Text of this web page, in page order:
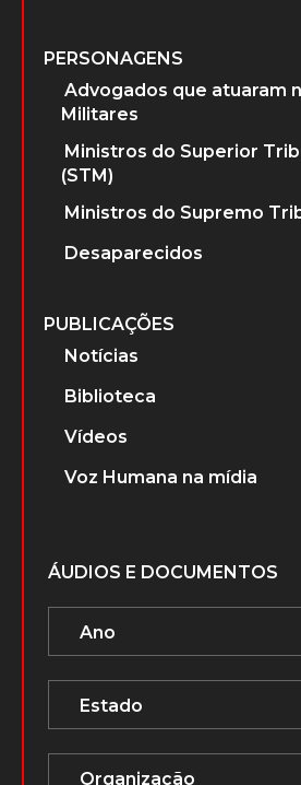
PERSONAGENS
Advogados que atuaram
Militares
Ministros do Superior
(STM)
Ministros do Supremo
Desaparecidos
PUBLICAÇÕES
Notícias
Biblioteca
Vídeos
Voz Humana na mídia
ÁUDIOS E DOCUMENTOS